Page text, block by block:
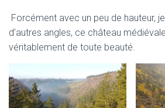
Forcément avec un peu de hauteur,
d’autres angles, ce château
véritablement de toute beauté.